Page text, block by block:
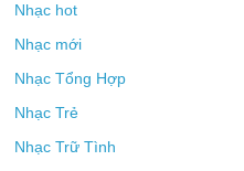
Nhạc hot
Nhạc mới
Nhạc Tổng Hợp
Nhạc Trẻ
Nhạc Trữ Tình